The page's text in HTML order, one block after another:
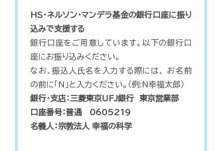
HS・ネルソン・マンデラ基金の銀行口座に振り
込みで支援する
銀行口座をご用意しています。以下の銀行口
座にお振り込みください。
なお、振込人氏名を入力する際には、 お名前
の前に「N」と入力ください。（例:N幸福太郎）
銀行・支店：三菱東京UFJ銀行 東京営業部
口座番号：普通 0605219
名義人：宗教法人 幸福の科学